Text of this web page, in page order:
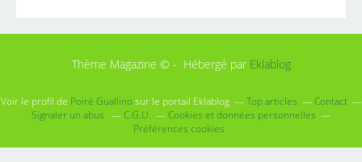
Thème Magazine © - Hébergé par Eklablog
Voir le profil de Poiré Guallinosur le portail Eklablog Top articles
Contact
Signaler un abus
C.G.U.
Cookies et données personnelles
Préférences cookies